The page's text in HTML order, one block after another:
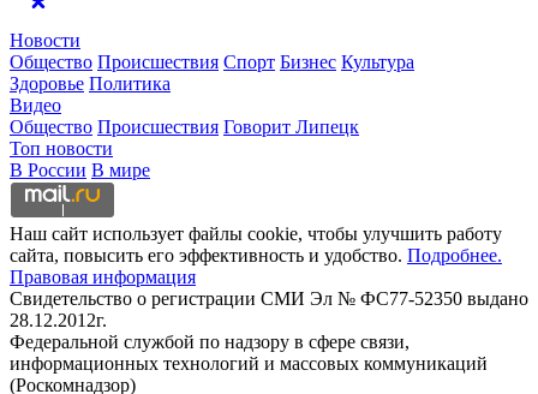
Новости
Общество Происшествия Спорт Бизнес Культура
Здоровье Политика
Видео
Общество Происшествия Говорит Липецк
Топ новости
В России В мире
Наш сайт использует файлы cookie, чтобы улучшить работу
сайта, повысить его эффективность и удобство. Подробнее.
Правовая информация
Свидетельство о регистрации СМИ Эл № ФС77-52350 выдано
28.12.2012г.
Федеральной службой по надзору в сфере связи,
информационных технологий и массовых коммуникаций
(Роскомнадзор)